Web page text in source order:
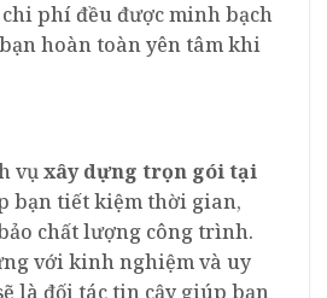
phí đều được minh bạch
hoàn toàn yên tâm khi
vụxây dựng trọn gói tại
bạn tiết kiệm thời gian,
chất lượng công trình.
với kinh nghiệm và uy
là đối tác tin cậy giúp bạn